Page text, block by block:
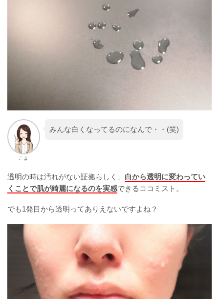
こま
みんな白くなってるのになんで・・(笑)
透明の時は汚れがない証拠らしく、 白から透明に変わってい
くことで肌が綺麗になるのを実感できるココミスト。
でも1発目から透明ってありえないですよね？